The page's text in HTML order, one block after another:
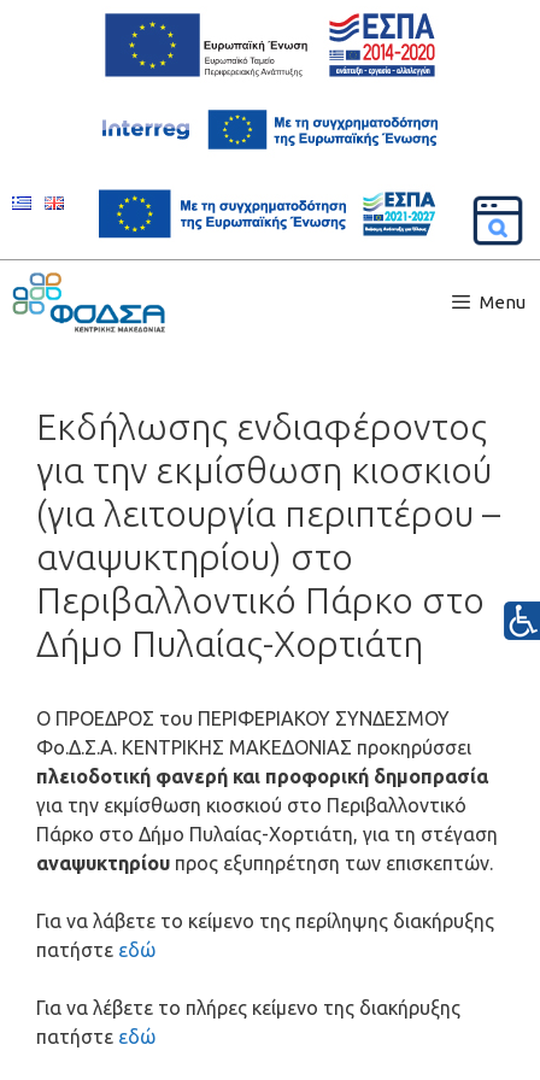
Menu
Εκδήλωσης ενδιαφέροντος
για την εκμίσθωση κιοσκιού
(για λειτουργία περιπτέρου –
αναψυκτηρίου) στο
Περιβαλλοντικό Πάρκο στο
Δήμο Πυλαίας-Χορτιάτη
Ο ΠΡΟΕΔΡΟΣ του ΠΕΡΙΦΕΡΙΑΚΟΥ ΣΥΝΔΕΣΜΟΥ
Φο.Δ.Σ.Α. ΚΕΝΤΡΙΚΗΣ ΜΑΚΕΔΟΝΙΑΣ προκηρύσσει
πλειοδοτική φανερή και προφορική δημοπρασία
για την εκμίσθωση κιοσκιού στο Περιβαλλοντικό
Πάρκο στο Δήμο Πυλαίας-Χορτιάτη, για τη στέγαση
αναψυκτηρίου προς εξυπηρέτηση των επισκεπτών.
Για να λάβετε το κείμενο της περίληψης διακήρυξης
πατήστε εδώ
Για να λέβετε το πλήρες κείμενο της διακήρυξης
πατήστε εδώ